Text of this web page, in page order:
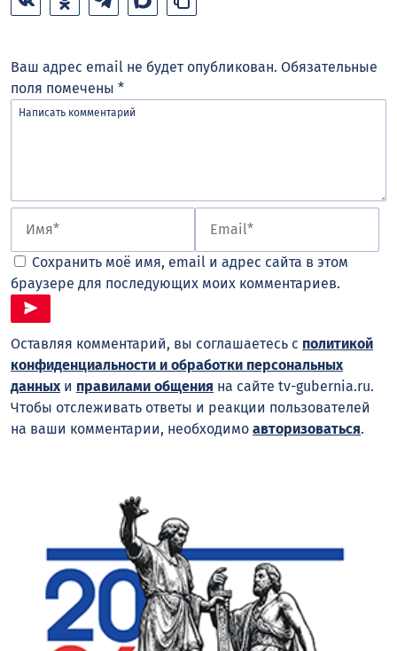
Ваш адрес email не будет опубликован. Обязательные
поля помечены *
Сохранить моё имя, email и адрес сайта в этом
браузере для последующих моих комментариев.
Оставляя комментарий, вы соглашаетесь с политикой
конфиденциальности и обработки персональных
данныхи правилами общения на сайте tv-gubernia.ru.
Чтобы отслеживать ответы и реакции пользователей
на ваши комментарии, необходимо авторизоваться.